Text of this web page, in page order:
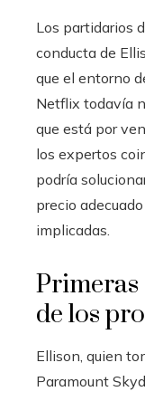
Los partidarios
conducta de
que el entorno
Netflix todavía
que está por
los expertos
podría
precio
implicadas.
Primeras
de los
Ellison, quien
Paramount